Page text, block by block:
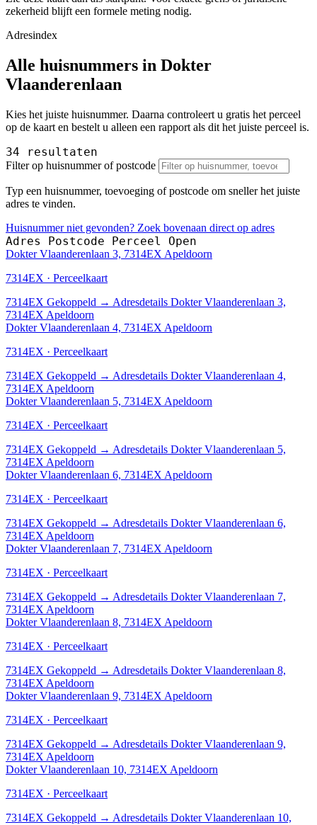
zekerheid blijft een formele meting nodig.
Adresindex
Alle huisnummers in Dokter
Vlaanderenlaan
Kies het juiste huisnummer. Daarna controleert u gratis het perceel
op de kaart en bestelt u alleen een rapport als dit het juiste perceel is.
34 resultaten
Filter op huisnummer of postcode
Typ een huisnummer, toevoeging of postcode om sneller het juiste
adres te vinden.
Huisnummer niet gevonden? Zoek bovenaan direct op adres
Adres Postcode Perceel Open
Dokter Vlaanderenlaan 3, 7314EX Apeldoorn
7314EX · Perceelkaart
7314EX Gekoppeld → Adresdetails Dokter Vlaanderenlaan 3,
7314EX Apeldoorn
Dokter Vlaanderenlaan 4, 7314EX Apeldoorn
7314EX · Perceelkaart
7314EX Gekoppeld → Adresdetails Dokter Vlaanderenlaan 4,
7314EX Apeldoorn
Dokter Vlaanderenlaan 5, 7314EX Apeldoorn
7314EX · Perceelkaart
7314EX Gekoppeld → Adresdetails Dokter Vlaanderenlaan 5,
7314EX Apeldoorn
Dokter Vlaanderenlaan 6, 7314EX Apeldoorn
7314EX · Perceelkaart
7314EX Gekoppeld → Adresdetails Dokter Vlaanderenlaan 6,
7314EX Apeldoorn
Dokter Vlaanderenlaan 7, 7314EX Apeldoorn
7314EX · Perceelkaart
7314EX Gekoppeld → Adresdetails Dokter Vlaanderenlaan 7,
7314EX Apeldoorn
Dokter Vlaanderenlaan 8, 7314EX Apeldoorn
7314EX · Perceelkaart
7314EX Gekoppeld → Adresdetails Dokter Vlaanderenlaan 8,
7314EX Apeldoorn
Dokter Vlaanderenlaan 9, 7314EX Apeldoorn
7314EX · Perceelkaart
7314EX Gekoppeld → Adresdetails Dokter Vlaanderenlaan 9,
7314EX Apeldoorn
Dokter Vlaanderenlaan 10, 7314EX Apeldoorn
7314EX · Perceelkaart
7314EX Gekoppeld → Adresdetails Dokter Vlaanderenlaan 10,